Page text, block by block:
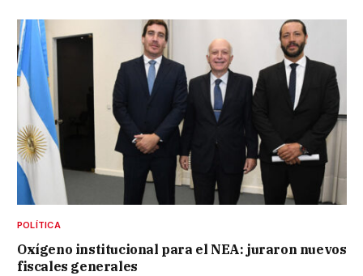
POLÍTICA
Oxígeno institucional para el NEA: juraron nuevos
fiscales generales